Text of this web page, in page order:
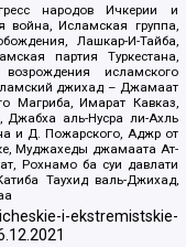
народов Ичкерии и
война, Исламская группа,
Лашкар-И-Тайба,
партия Туркестана,
исламского
джихад – Джамаат
Магриба, Имарат Кавказ,
Джабха аль-Нусра ли-Ахль
и Д. Пожарского, Аджр от
Муджахеды джамаата Ат-
Рохнамо ба суи давлати
Таухид валь-Джихад,
i-ekstremistskie-